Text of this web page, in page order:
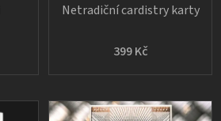
399 Kč
Netradiční cardistry karty